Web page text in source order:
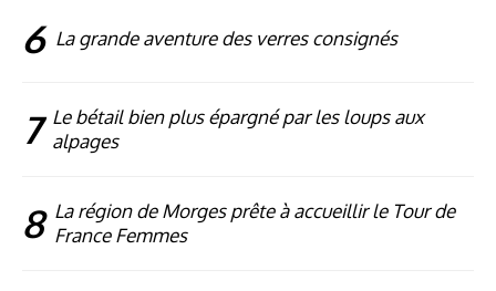
6 La grande aventure des verres consignés
7 Le bétail bien plus épargné par les loups aux
alpages
8 La région de Morges prête à accueillir le Tour de
France Femmes